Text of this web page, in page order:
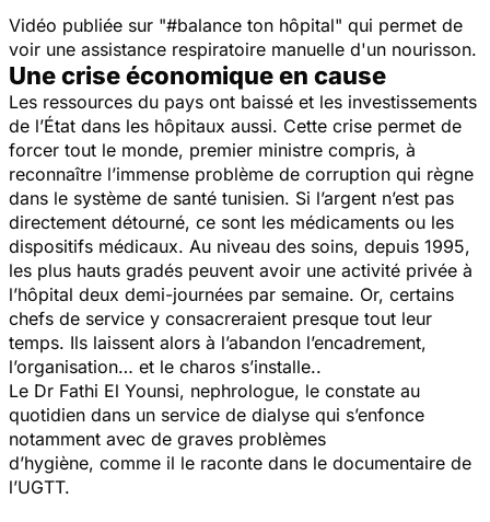
Vidéo publiée sur "#balance ton hôpital" qui permet de
voir une assistance respiratoire manuelle d'un nourisson.
Une crise économique en cause
Les ressources du pays ont baissé et les investissements
de l’État dans les hôpitaux aussi. Cette crise permet de
forcer tout le monde, premier ministre compris, à
reconnaître l’immense problème de corruption qui règne
dans le système de santé tunisien. Si l’argent n’est pas
directement détourné, ce sont les médicaments ou les
dispositifs médicaux. Au niveau des soins, depuis 1995,
les plus hauts gradés peuvent avoir une activité privée à
l’hôpital deux demi-journées par semaine. Or, certains
chefs de service y consacreraient presque tout leur
temps. Ils laissent alors à l’abandon l’encadrement,
l’organisation… et le charos s’installe..
Le Dr Fathi El Younsi, nephrologue, le constate au
quotidien dans un service de dialyse qui s’enfonce
notamment avec de graves problèmes
d’hygiène, comme il le raconte dans le documentaire de
l’UGTT.